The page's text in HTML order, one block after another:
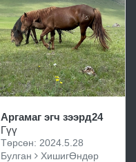
Аргамаг эгч зээрд24
Гүү
Төрсөн: 2024.5.28
Булган
ХишигӨндөр